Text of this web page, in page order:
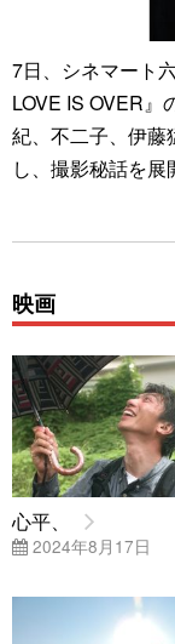
7日、シネマート
LOVE IS OVER』
紀、不二子、伊藤
し、撮影秘話を展
映画
心平、
2024年8月17日